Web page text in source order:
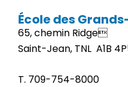
École des
65, chemin Ridge
Saint-Jean, TNL A1B
T. 709-754-8000